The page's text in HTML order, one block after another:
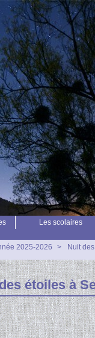
Les scolaires
2025-2026 >
Nuit
étoiles à